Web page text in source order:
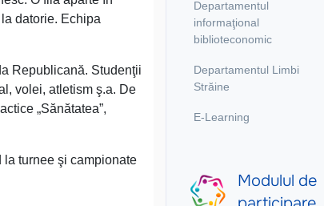
datorie. Echipa
Republicană. Studenţii
volei, atletism ş.a. De
„Sănătatea”,
la turnee şi campionate
Departamentul
informaţional
biblioteconomic
Departamentul Limbi
Străine
E-Learning